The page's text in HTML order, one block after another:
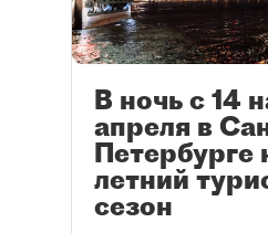
В ночь с 14
апреля в
Петербурге
летний
сезон